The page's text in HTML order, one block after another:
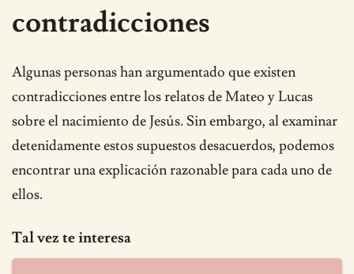
contradicciones
Algunas personas han argumentado que existen
contradicciones entre los relatos de Mateo y Lucas
sobre el nacimiento de Jesús. Sin embargo, al examinar
detenidamente estos supuestos desacuerdos, podemos
encontrar una explicación razonable para cada uno de
ellos.
Tal vez te interesa